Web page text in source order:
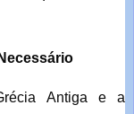
Antiga e a